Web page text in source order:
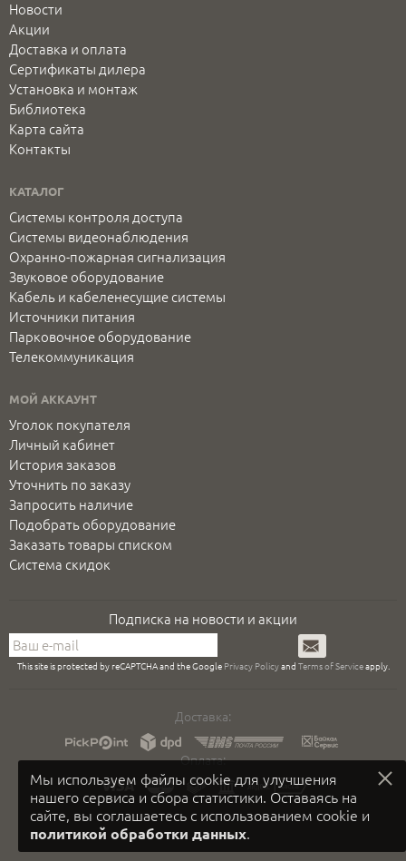
Мы используем файлы cookie для улучшения
нашего сервиса и сбора статистики. Оставаясь на
сайте, вы соглашаетесь с использованием cookie и
политикой обработки данных.
Новости
Акции
Доставка и оплата
Сертификаты дилера
Установка и монтаж
Библиотека
Карта сайта
Контакты
КАТАЛОГ
Системы контроля доступа
Системы видеонаблюдения
Охранно-пожарная сигнализация
Звуковое оборудование
Кабель и кабеленесущие системы
Источники питания
Парковочное оборудование
Телекоммуникация
МОЙ АККАУНТ
Уголок покупателя
Личный кабинет
История заказов
Уточнить по заказу
Запросить наличие
Подобрать оборудование
Заказать товары списком
Система скидок
Подписка на новости и акции
Подписаться
This site is protected by reCAPTCHA and the Google Privacy Policyand Terms of Serviceapply.
Доставка:
Оплата: